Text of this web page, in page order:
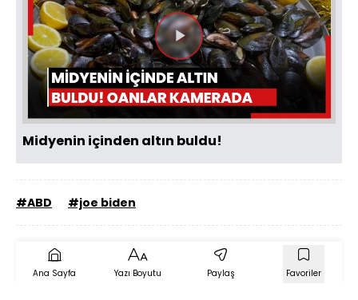
Videoyu
Oynat
Midyenin içinden altın buldu!
#ABD #joe biden
Ana Sayfa Yazı Boyutu Paylaş Favoriler